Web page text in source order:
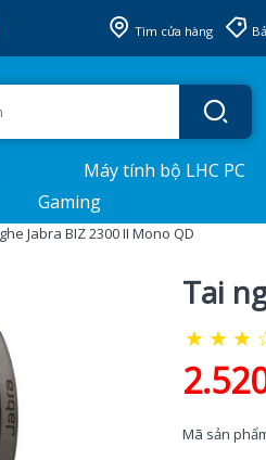
Tìm cửa hàng
Máy tính bộ LHC PC
Gaming
Jabra BIZ 2300 II Mono QD
Tai
★ ★ ★
Mã sản